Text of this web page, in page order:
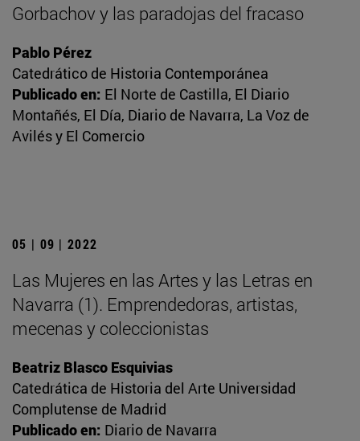
Gorbachov y las paradojas del fracaso
Pablo Pérez
Catedrático de Historia Contemporánea
Publicado en: El Norte de Castilla, El Diario
Montañés, El Día, Diario de Navarra, La Voz de
Avilés y El Comercio
05 | 09 | 2022
Las Mujeres en las Artes y las Letras en
Navarra (1). Emprendedoras, artistas,
mecenas y coleccionistas
Beatriz Blasco Esquivias
Catedrática de Historia del Arte Universidad
Complutense de Madrid
Publicado en: Diario de Navarra